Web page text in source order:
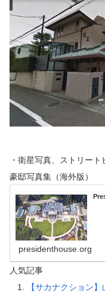
・衛星写真、ストリー
豪邸写真集（海外版）
presidenthouse.org
人気記事
【サカナクション